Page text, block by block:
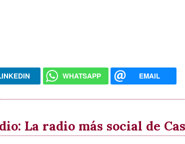
WHATSAPP EMAIL
La radio más social de